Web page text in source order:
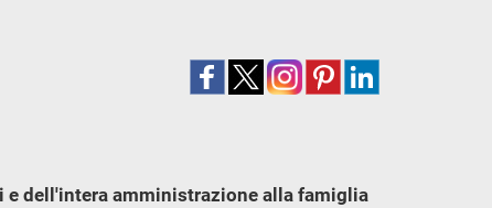
e dell'intera amministrazione alla famiglia